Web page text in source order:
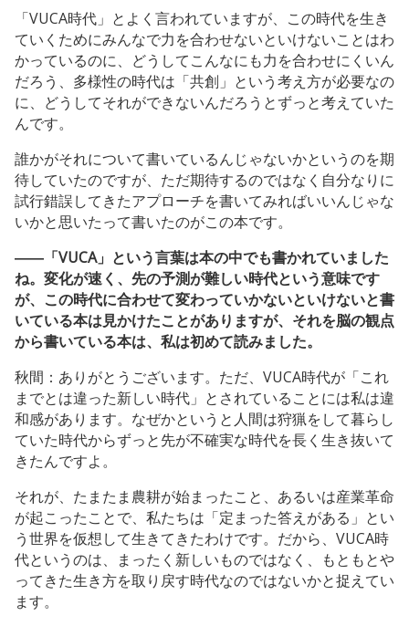
「VUCA時代」とよく言われていますが、この時代を生き
ていくためにみんなで力を合わせないといけないことはわ
かっているのに、どうしてこんなにも力を合わせにくいん
だろう、多様性の時代は「共創」という考え方が必要なの
に、どうしてそれができないんだろうとずっと考えていた
んです。
誰かがそれについて書いているんじゃないかというのを期
待していたのですが、ただ期待するのではなく自分なりに
試行錯誤してきたアプローチを書いてみればいいんじゃな
いかと思いたって書いたのがこの本です。
――「VUCA」という言葉は本の中でも書かれていました
ね。変化が速く、先の予測が難しい時代という意味です
が、この時代に合わせて変わっていかないといけないと書
いている本は見かけたことがありますが、それを脳の観点
から書いている本は、私は初めて読みました。
秋間：ありがとうございます。ただ、VUCA時代が「これ
までとは違った新しい時代」とされていることには私は違
和感があります。なぜかというと人間は狩猟をして暮らし
ていた時代からずっと先が不確実な時代を長く生き抜いて
きたんですよ。
それが、たまたま農耕が始まったこと、あるいは産業革命
が起こったことで、私たちは「定まった答えがある」とい
う世界を仮想して生きてきたわけです。だから、VUCA時
代というのは、まったく新しいものではなく、もともとや
ってきた生き方を取り戻す時代なのではないかと捉えてい
ます。